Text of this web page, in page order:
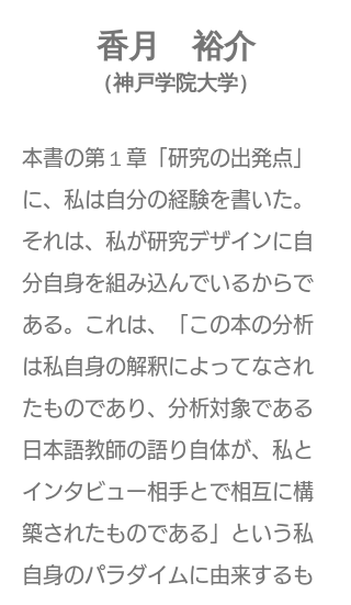
香月 裕介
（神戸学院大学）
本書の第１章「研究の出発点」
に、私は自分の経験を書いた。
それは、私が研究デザインに自
分自身を組み込んでいるからで
ある。これは、「この本の分析
は私自身の解釈によってなされ
たものであり、分析対象である
日本語教師の語り自体が、私と
インタビュー相手とで相互に構
築されたものである」という私
自身のパラダイムに由来するも